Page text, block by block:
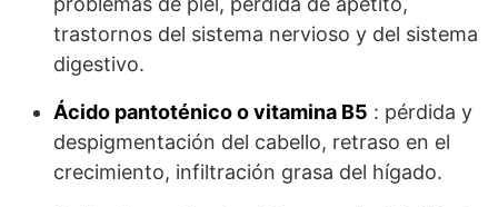
trastornos del sistema nervioso y del sistema
digestivo.
Ácido pantoténico o vitamina B5 : pérdida y
despigmentación del cabello, retraso en el
crecimiento, infiltración grasa del hígado.